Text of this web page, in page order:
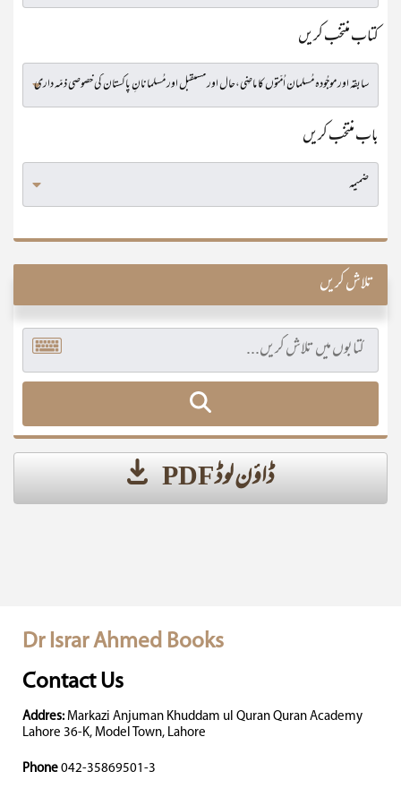
کتاب منتخب کریں
باب منتخب کریں
تلاش کریں
ڈاؤن لوڈ PDF
Dr Israr Ahmed Books
Contact Us
Addres: Markazi Anjuman Khuddam ul Quran Quran Academy
Lahore 36-K, Model Town, Lahore
Phone 042-35869501-3